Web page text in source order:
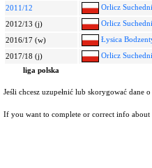
2011/12
Orlicz
2012/13 (j)
Orlicz
2016/17 (w)
Łysica
2017/18 (j)
Orlicz
liga polska
Jeśli chcesz uzupełnić lub skorygować
If you want to complete or correct info